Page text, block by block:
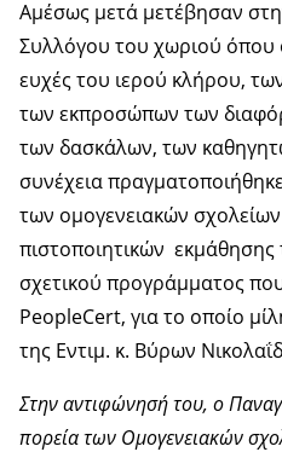
Αμέσως μετά μετέβησαν
Συλλόγου του χωριού όπου
ευχές του ιερού κλήρου,
των εκπροσώπων των
των δασκάλων, των
συνέχεια
των ομογενειακών
πιστοποιητικών
σχετικού προγράμματος
PeopleCert, για το οποίο
της Εντιμ. κ. Βύρων
Στην αντιφώνησή του, ο
πορεία των Ομογενειακών